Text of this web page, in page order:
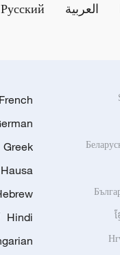
العربية Русский
ខ្
French
Greek
Hausa
Hindi